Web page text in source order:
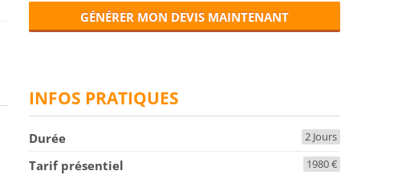
GÉNÉRER MON DEVIS MAINTENANT
INFOS PRATIQUES
Durée 2 Jours
Tarif présentiel 1980 €